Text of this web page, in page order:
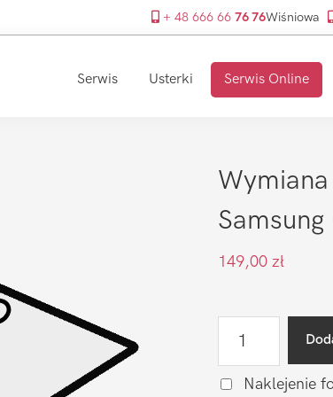
+ 48 666 66 76 76Wiśniowa
Serwis Usterki Serwis Online
149,00 zł
klapkiNaklejenie